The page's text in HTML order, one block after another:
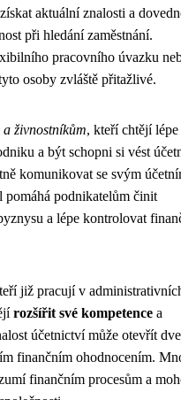
aktuální znalosti a
při hledání zaměstnání.
pracovního úvazku
osoby zvláště přitažlivé.
živnostníkům, kteří chtějí lépe
a být schopni si vést
komunikovat se svým
pomáhá podnikatelům činit
a lépe kontrolovat
již pracují v
rozšířit své kompetence a
účetnictví může otevřít
finančním ohodnocením.
finančním procesům a